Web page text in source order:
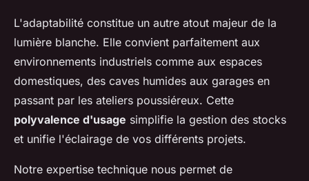
L'adaptabilité constitue un autre atout majeur de la
lumière blanche. Elle convient parfaitement aux
environnements industriels comme aux espaces
domestiques, des caves humides aux garages en
passant par les ateliers poussiéreux. Cette
polyvalence d'usage simplifie la gestion des stocks
et unifie l'éclairage de vos différents projets.
Notre expertise technique nous permet de